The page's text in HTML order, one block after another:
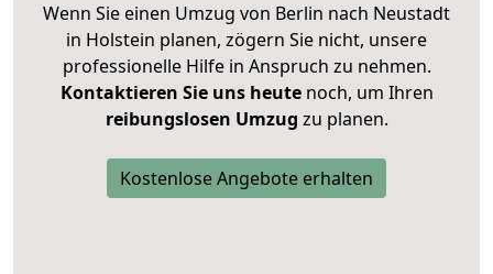
Wenn Sie einen Umzug von Berlin nach Neustadt
in Holstein planen, zögern Sie nicht, unsere
professionelle Hilfe in Anspruch zu nehmen.
Kontaktieren Sie uns heutenoch, um Ihren
reibungslosen Umzug zu planen.
Kostenlose Angebote erhalten